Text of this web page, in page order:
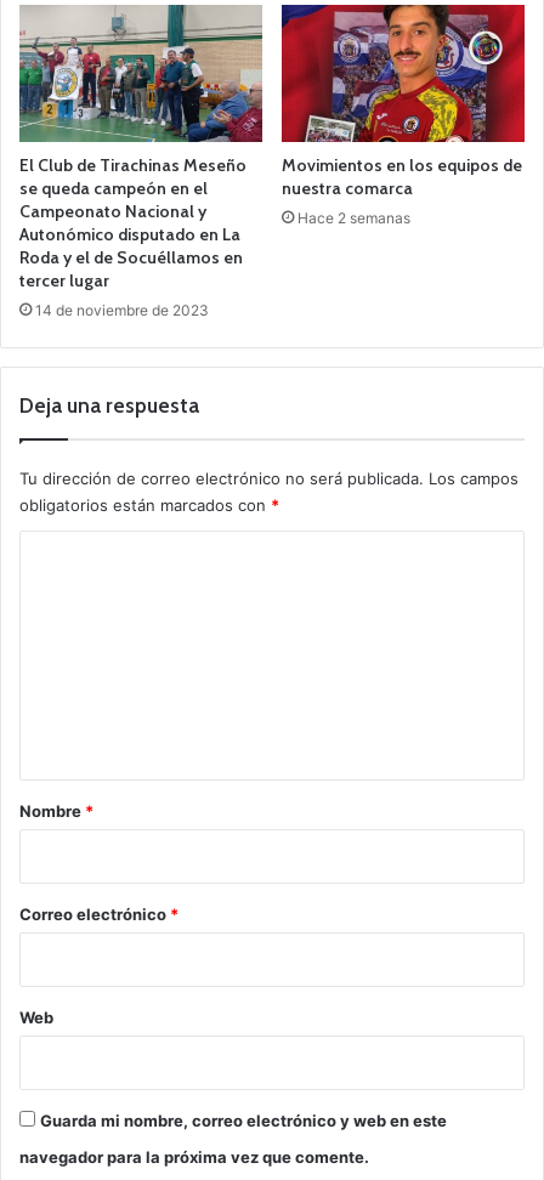
El Club de Tirachinas Meseño
se queda campeón en el
Campeonato Nacional y
Autonómico disputado en La
Roda y el de Socuéllamos en
tercer lugar
14 de noviembre de 2023
Movimientos en los equipos de
nuestra comarca
Hace 2 semanas
Deja una respuesta
Tu dirección de correo electrónico no será publicada. Los campos
obligatorios están marcados con *
r
*
Nombre *
Correo electrónico *
Web
Guarda mi nombre, correo electrónico y web en este
navegador para la próxima vez que comente.